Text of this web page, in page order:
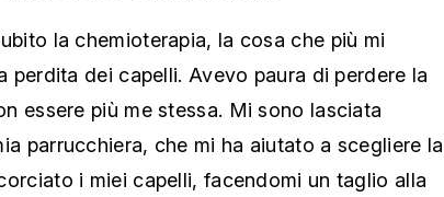
la chemioterapia, la cosa che più mi
perdita dei capelli. Avevo paura di perdere la
essere più me stessa. Mi sono lasciata
parrucchiera, che mi ha aiutato a scegliere la
i miei capelli, facendomi un taglio alla